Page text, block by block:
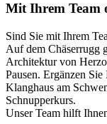
Mit Ihrem Team
Sind Sie mit Ihrem
Auf dem Chäserrugg
Architektur von
Pausen. Ergänzen
Klanghaus am
Schnupperkurs.
Unser Team hilft